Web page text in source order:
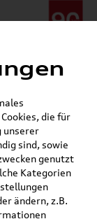
Uhr
Uhr
die für
unserer
sind, sowie
genutzt
Kategorien
ändern, z.B.